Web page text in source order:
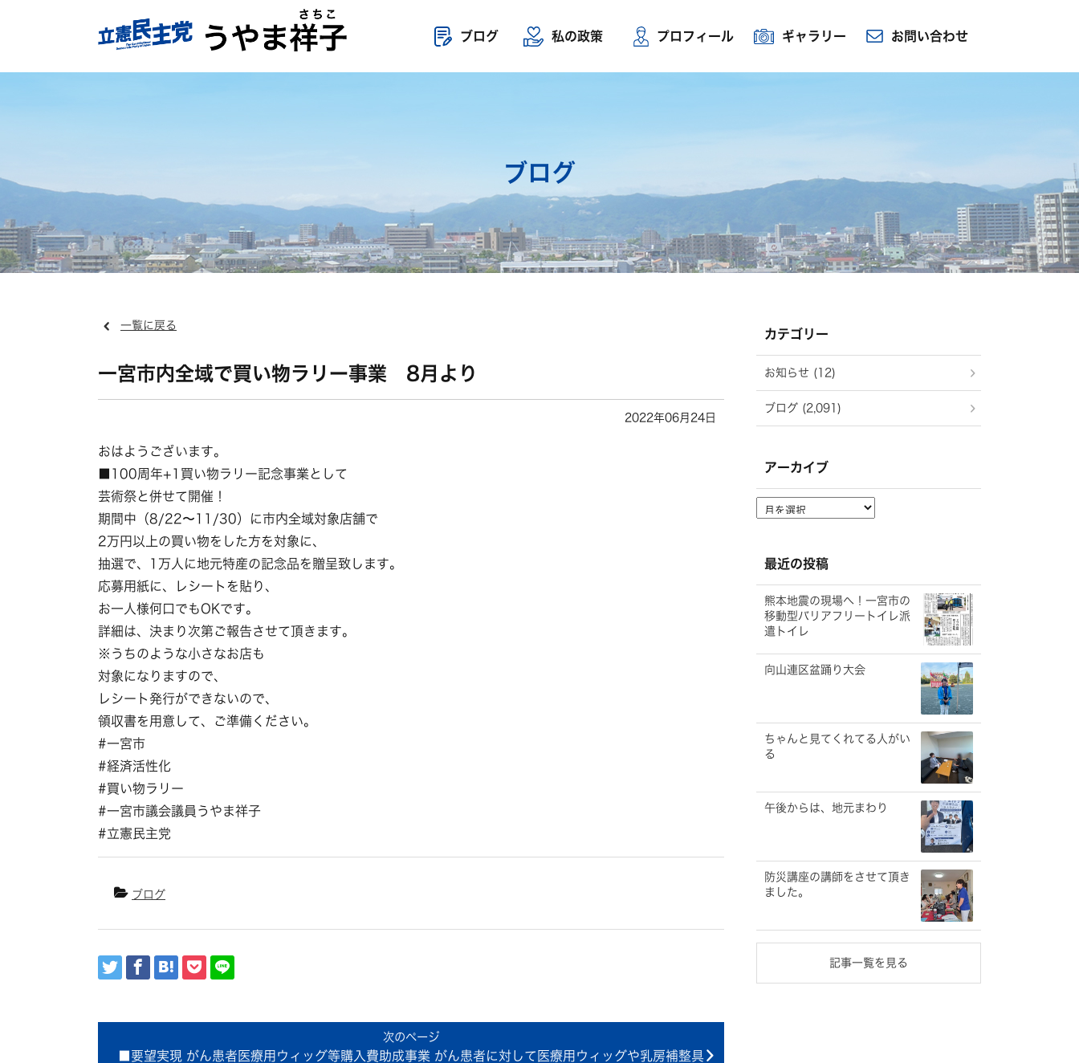
ブログ 私の政策 プロフィール ギャラリー お問い合わせ
ブログ
一覧に戻る
一宮市内全域で買い物ラリー事業 8月より
2022年06月24日
おはようございます。
■100周年+1買い物ラリー記念事業として
芸術祭と併せて開催！
期間中（8/22〜11/30）に市内全域対象店舗で
2万円以上の買い物をした方を対象に、
抽選で、1万人に地元特産の記念品を贈呈致します。
応募用紙に、レシートを貼り、
お一人様何口でもOKです。
詳細は、決まり次第ご報告させて頂きます。
※うちのような小さなお店も
対象になりますので、
レシート発行ができないので、
領収書を用意して、ご準備ください。
#一宮市
#経済活性化
#買い物ラリー
#一宮市議会議員うやま祥子
#立憲民主党
ブログ
■要望実現 がん患者医療用ウィッグ等購入費助成事業 がん患者に対して医療用ウィッグや乳房補整具
カテゴリー
お知らせ (12)
ブログ (2,091)
アーカイブ
ア
ー
ブ
最近の投稿
熊本地震の現場へ！一宮市の
移動型バリアフリートイレ派
遣トイレ
向山連区盆踊り大会
ちゃんと見てくれてる人がい
る
午後からは、地元まわり
防災講座の講師をさせて頂き
ました。
記事一覧を見る